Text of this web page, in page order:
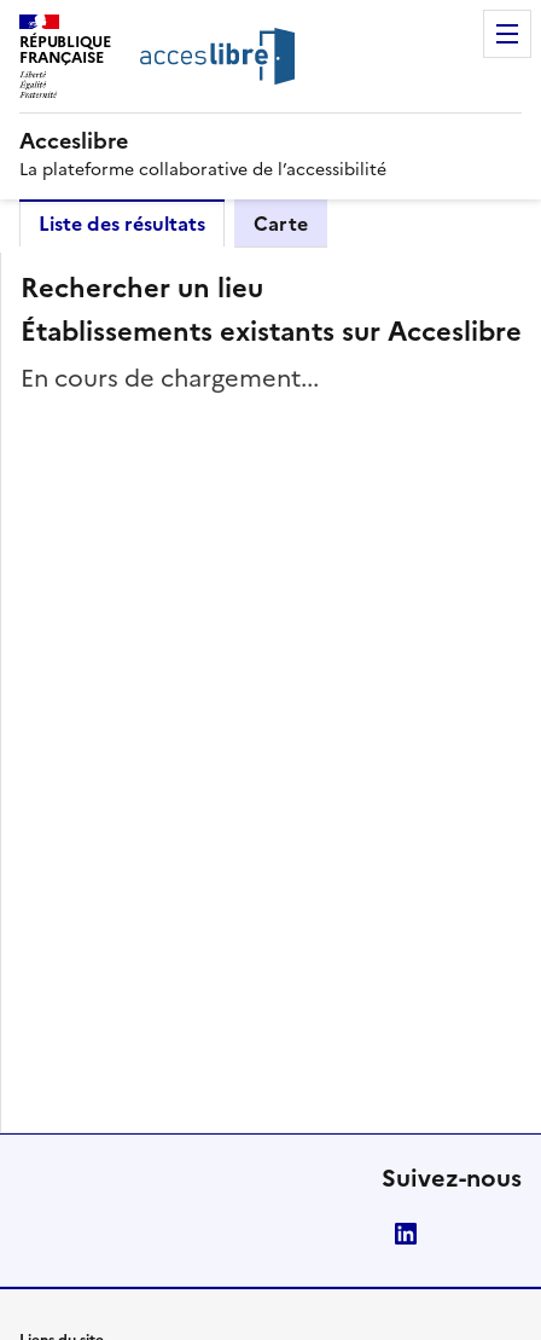
RÉPUBLIQUE
FRANÇAISE
Acceslibre
La plateforme collaborative de l’accessibilité
Liste des résultats Carte
Rechercher un lieu
Établissements existants sur Acceslibre
En cours de chargement...
Suivez-nous